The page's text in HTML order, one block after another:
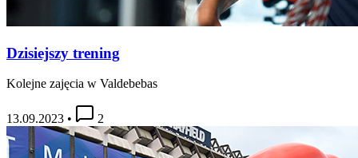
Dzisiejszy trening
Kolejne zajęcia w Valdebebas
13.09.2023 • 2